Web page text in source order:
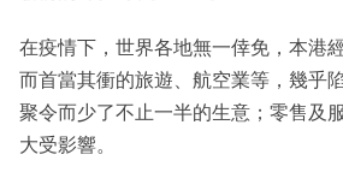
在疫情下，世界各地無一倖免，本港
而首當其衝的旅遊、航空業等，幾乎
聚令而少了不止一半的生意；零售及
大受影響。